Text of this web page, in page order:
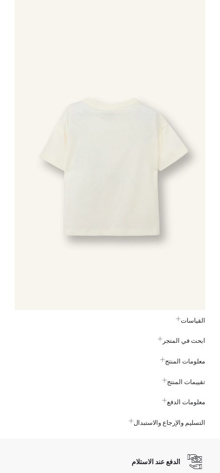
القياسات
ابحث في المتجر
معلومات المنتج
تقييمات المنتج
معلومات الدفع
التسليم والإرجاع والاستبدال
الدفع عند الاستلام